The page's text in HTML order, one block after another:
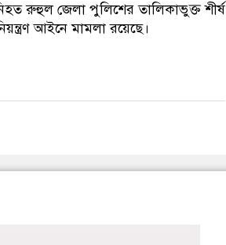
রুহুল জেলা পুলিশের তালিকাভুক্ত শীর্ষ
আইনে মামলা রয়েছে।